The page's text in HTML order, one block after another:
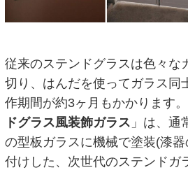
従来のステンドグラスは色々な
切り、はんだを使ってガラス同
作期間が約3ヶ月もかかります
ドグラス風装飾ガラス 」は、通
の型板ガラスに機械で塗装(漆
付けした、次世代のステンドガ